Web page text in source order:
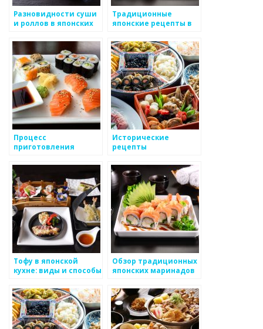
Разновидности суши
и роллов в японских
Традиционные
японские рецепты в
Процесс
приготовления
японских горячих каш
и супов
Исторические
рецепты
японских блюд
Тофу в японской
кухне: виды и способы
Обзор традиционных
японских маринадов
салатов